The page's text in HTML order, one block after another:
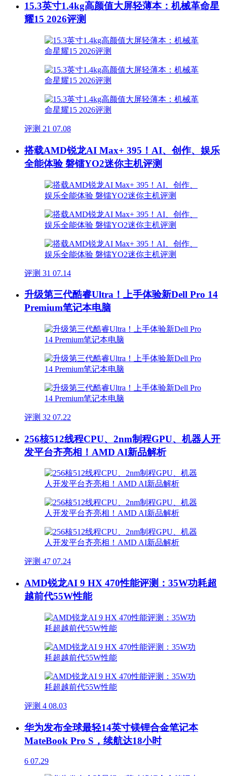
15.3英寸1.4kg高颜值大屏轻薄本：机械革命星
耀15 2026评测
评测 21 07.08
搭载AMD锐龙AI Max+ 395！AI、创作、娱乐
全能体验 磐镭YO2迷你主机评测
评测 31 07.14
升级第三代酷睿Ultra！上手体验新Dell Pro 14
Premium笔记本电脑
评测 32 07.22
256核512线程CPU、2nm制程GPU、机器人开
发平台齐亮相！AMD AI新品解析
评测 47 07.24
AMD锐龙AI 9 HX 470性能评测：35W功耗超
越前代55W性能
评测 4 08.03
华为发布全球最轻14英寸镁锂合金笔记本
MateBook Pro S，续航达18小时
6 07.29